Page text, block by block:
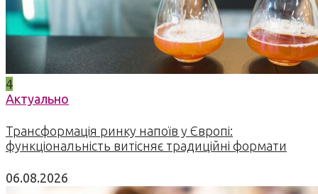
4
Актуально
Трансформація ринку напоїв у Європі:
функціональність витісняє традиційні формати
06.08.2026